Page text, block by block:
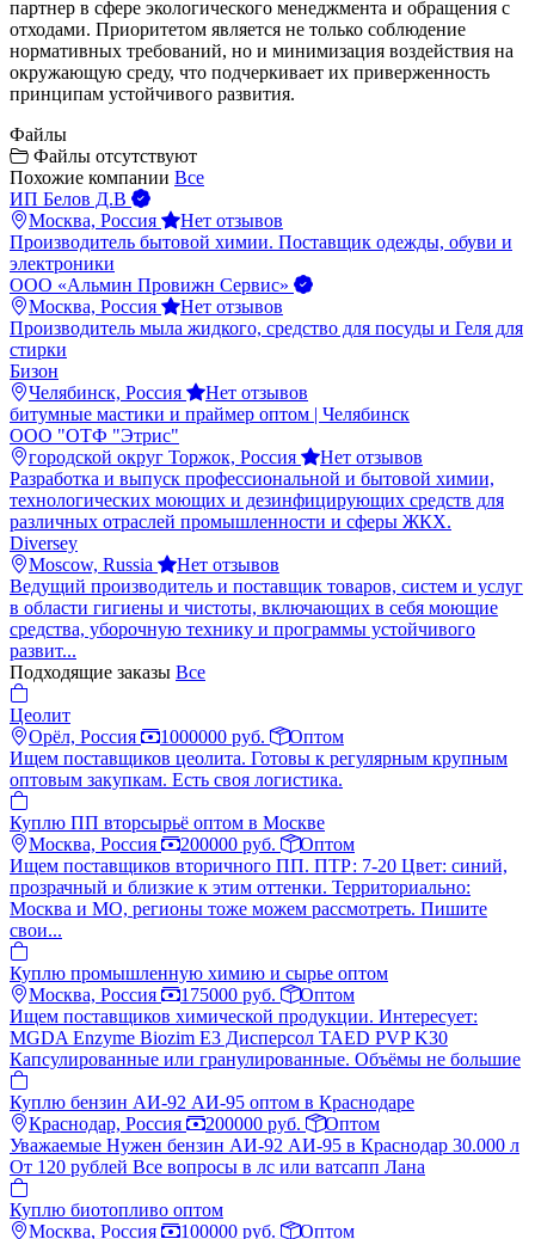
партнер в сфере экологического менеджмента и обращения с
отходами. Приоритетом является не только соблюдение
нормативных требований, но и минимизация воздействия на
окружающую среду, что подчеркивает их приверженность
принципам устойчивого развития.
Файлы
Файлы отсутствуют
Похожие компании Все
ИП Белов Д.В
Москва, Россия
Нет отзывов
Производитель бытовой химии. Поставщик одежды, обуви и
электроники
ООО «Альмин Провижн Сервис»
Москва, Россия
Нет отзывов
Производитель мыла жидкого, средство для посуды и Геля для
стирки
Бизон
Челябинск, Россия
Нет отзывов
битумные мастики и праймер оптом | Челябинск
ООО "ОТФ "Этрис"
городской округ Торжок, Россия
Нет отзывов
Разработка и выпуск профессиональной и бытовой химии,
технологических моющих и дезинфицирующих средств для
различных отраслей промышленности и сферы ЖКХ.
Diversey
Moscow, Russia
Нет отзывов
Ведущий производитель и поставщик товаров, систем и услуг
в области гигиены и чистоты, включающих в себя моющие
средства, уборочную технику и программы устойчивого
развит...
Подходящие заказы Все
Цеолит
Орёл, Россия
1000000 руб.
Оптом
Ищем поставщиков цеолита. Готовы к регулярным крупным
оптовым закупкам. Есть своя логистика.
Куплю ПП вторсырьё оптом в Москве
Москва, Россия
200000 руб.
Оптом
Ищем поставщиков вторичного ПП. ПТР: 7-20 Цвет: синий,
прозрачный и близкие к этим оттенки. Территориально:
Москва и МО, регионы тоже можем рассмотреть. Пишите
свои...
Куплю промышленную химию и сырье оптом
Москва, Россия
175000 руб.
Оптом
Ищем поставщиков химической продукции. Интересует:
MGDA Enzyme Biozim E3 Дисперсол TAED PVP K30
Капсулированные или гранулированные. Объёмы не большие
Куплю бензин АИ-92 АИ-95 оптом в Краснодаре
Краснодар, Россия
200000 руб.
Оптом
Уважаемые Нужен бензин АИ-92 АИ-95 в Краснодар 30.000 л
От 120 рублей Все вопросы в лс или ватсапп Лана
Куплю биотопливо оптом
Москва, Россия
100000 руб.
Оптом